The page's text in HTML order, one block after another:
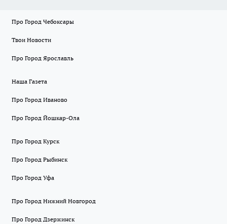
Про Город Чебоксары
Твои Новости
Про Город Ярославль
Наша Газета
Про Город Иваново
Про Город Йошкар-Ола
Про Город Курск
Про Город Рыбинск
Про Город Уфа
Про Город Нижний Новгород
Про Город Дзержинск